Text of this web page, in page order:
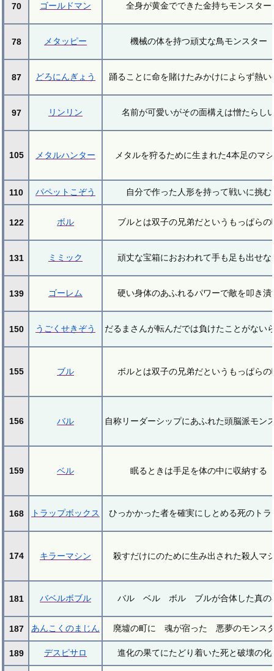
70 ゴールドマン 全身が黄金でできた金持ちモンスター
78 メタッピー 機械の体を持つ頑丈な鳥モンスター
87 どろにんぎょう 踊ることに命を賭けたみかけによらず熱い
97 リンリン 名前が可愛いがその面構えは憎たらし
105 メタルハンター メタルを狩るために生まれた4本足のマ
110 パペットこぞう 自分で作った人形を持って戦いに挑む
122 ボル ブルとは双子の兄弟だというもっぱらの
131 ミミック 頑丈な宝箱におおわれて手も足も出せな
139 ゴーレム 硬い身体のあふれるパワーで敵を叩き潰
150 うごくせきぞう だるまさんが転んだでは負けたことがない
155 ブル ボルとは双子の兄弟だというもっぱらの
156 バル 自称リーダーシップにあふれた頭脳派モン
159 ベル 眠るときは手足を体の中に収納する
168 トラップボックス ひっかかった者を確実にしとめる死のトラ
174 キラーマシン 殺すだけにのために生み出された殺人マ
181 バベルボブル バル ベル ボル ブルが合体した真の
187 あんこくのまじん 廃墟の町に 魂が宿った 悪夢のモンス
189 デスピサロ 進化の果てにたどり着いた死と破壊の化